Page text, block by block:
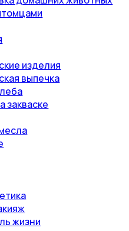
изделия
выпечка
закваске
жизни